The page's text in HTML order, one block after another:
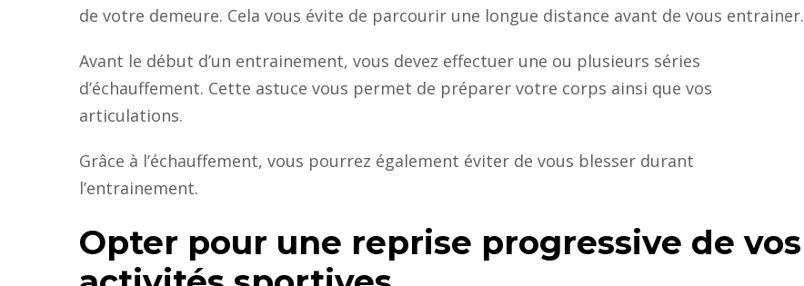
de votre demeure. Cela vous évite de parcourir une longue distance avant de vous entrainer.
Avant le début d’un entrainement, vous devez effectuer une ou plusieurs séries
d’échauffement. Cette astuce vous permet de préparer votre corps ainsi que vos
articulations.
Grâce à l’échauffement, vous pourrez également éviter de vous blesser durant
l’entrainement.
Opter pour une reprise progressive de vos